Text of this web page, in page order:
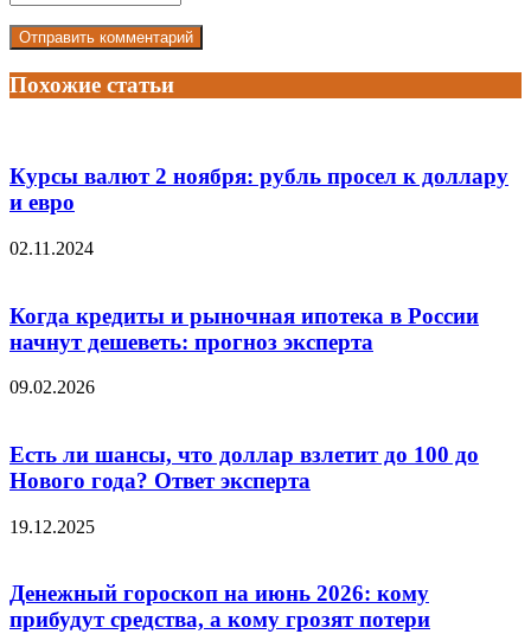
Похожие статьи
Курсы валют 2 ноября: рубль просел к доллару
и евро
02.11.2024
Когда кредиты и рыночная ипотека в России
начнут дешеветь: прогноз эксперта
09.02.2026
Есть ли шансы, что доллар взлетит до 100 до
Нового года? Ответ эксперта
19.12.2025
Денежный гороскоп на июнь 2026: кому
прибудут средства, а кому грозят потери